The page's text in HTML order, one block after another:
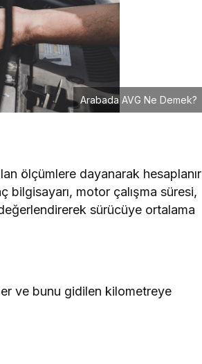
Arabada AVG Ne Demek?
ölçümlere dayanarak hesaplanır
motor çalışma süresi,
sürücüye ortalama
ve bunu gidilen kilometreye